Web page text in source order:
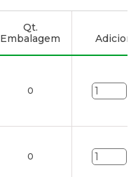
Qt.
Embalagem
0
0